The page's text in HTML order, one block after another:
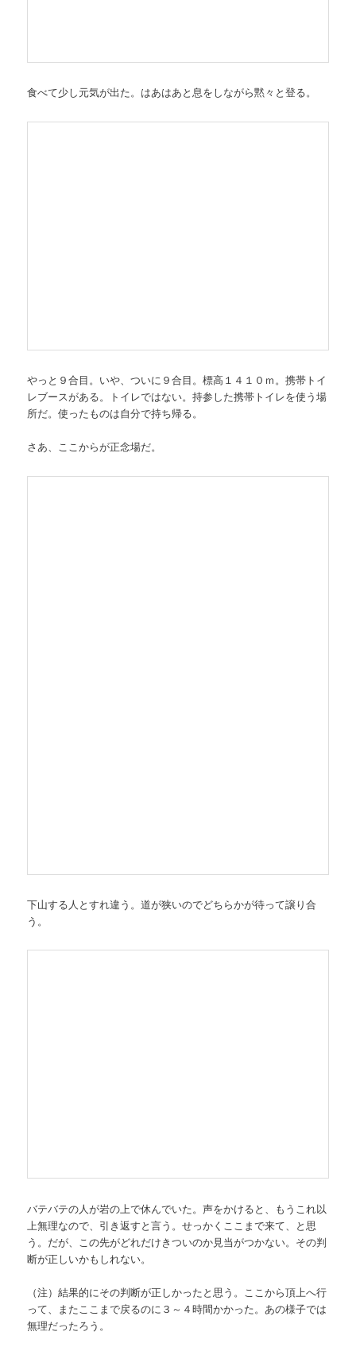
食べて少し元気が出た。はあはあと息をしながら黙々と登る。
やっと９合目。いや、ついに９合目。標高１４１０ｍ。携帯トイ
レブースがある。トイレではない。持参した携帯トイレを使う場
所だ。使ったものは自分で持ち帰る。
さあ、ここからが正念場だ。
下山する人とすれ違う。道が狭いのでどちらかが待って譲り合
う。
バテバテの人が岩の上で休んでいた。声をかけると、もうこれ以
上無理なので、引き返すと言う。せっかくここまで来て、と思
う。だが、この先がどれだけきついのか見当がつかない。その判
断が正しいかもしれない。
（注）結果的にその判断が正しかったと思う。ここから頂上へ行
って、またここまで戻るのに３～４時間かかった。あの様子では
無理だったろう。